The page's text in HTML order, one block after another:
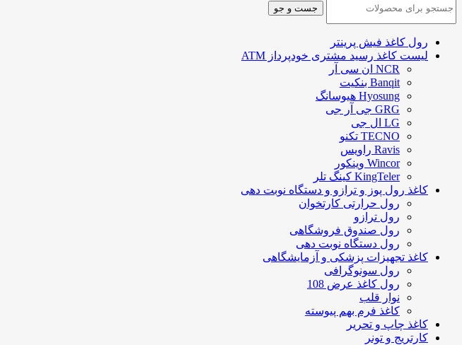
جست و جو
رول کاغذ فیش پرینتر
لیست کاغذ رسید مشتری خودپرداز ATM
NCR ان سی آر
Banqit بنکیت
Hyosung هیوسانگ
GRG جی آر جی
LG ال جی
TECNO تکنو
Ravis راویس
Wincor وینکور
KingTeler کینگ تلر
کاغذ رول پوز و ترازو و دستگاه نوبت دهی
رول حرارتی کارتخوان
رول ترازو
رول صندوق فروشگاهی
رول دستگاه نوبت دهی
کاغذ تجهیزات پزشکی و آزمایشگاهی
رول سونوگرافی
رول کاغذ عرض 108
نوار قلب
کاغذ فرم بهم پیوسته
کاغذ چاپ و تحریر
کارتریج و تونر